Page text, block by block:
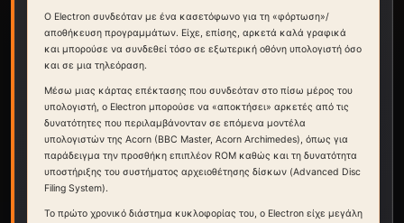
Ο Electron συνδεόταν με ένα κασετόφωνο για τη «φόρτωση»/
αποθήκευση προγραμμάτων. Είχε, επίσης, αρκετά καλά γραφικά
και μπορούσε να συνδεθεί τόσο σε εξωτερική οθόνη υπολογιστή όσο
και σε μια τηλεόραση.
Μέσω μιας κάρτας επέκτασης που συνδεόταν στο πίσω μέρος του
υπολογιστή, ο Electron μπορούσε να «αποκτήσει» αρκετές από τις
δυνατότητες που περιλαμβάνονταν σε επόμενα μοντέλα
υπολογιστών της Acorn (BBC Master, Acorn Archimedes), όπως για
παράδειγμα την προσθήκη επιπλέον ROM καθώς και τη δυνατότητα
υποστήριξης του συστήματος αρχειοθέτησης δίσκων (Advanced Disc
Filing System).
Το πρώτο χρονικό διάστημα κυκλοφορίας του, ο Electron είχε μεγάλη